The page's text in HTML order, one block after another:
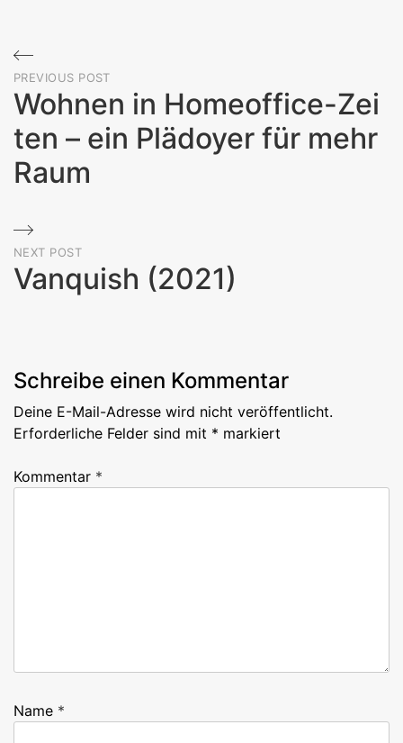
Beitragsnavigation
PREVIOUS POST
Wohnen in Homeoffice-Zei
ten – ein Plädoyer für mehr
Raum
Post
NEXT POST
Vanquish (2021)
Schreibe einen Kommentar
Deine E-Mail-Adresse wird nicht veröffentlicht.
Erforderliche Felder sind mit * markiert
Kommentar *
Name *